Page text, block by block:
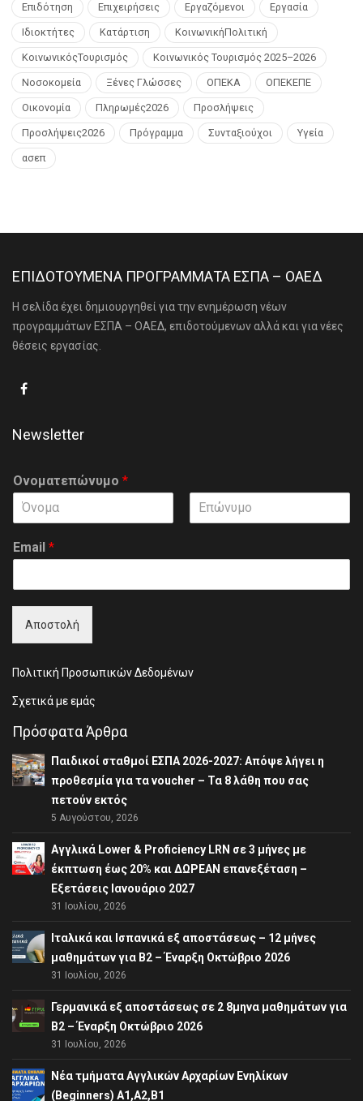
Επιδότηση Επιχειρήσεις Εργαζόμενοι Εργασία
Ιδιοκτήτες Κατάρτιση ΚοινωνικήΠολιτική
ΚοινωνικόςΤουρισμός Κοινωνικός Τουρισμός 2025–2026
Νοσοκομεία Ξένες Γλώσσες ΟΠΕΚΑ ΟΠΕΚΕΠΕ
Οικονομία Πληρωμές2026 Προσλήψεις
Προσλήψεις2026 Πρόγραμμα Συνταξιούχοι Υγεία
ασεπ
ΕΠΙΔΟΤΟΥΜΕΝΑ ΠΡΟΓΡΑΜΜΑΤΑ ΕΣΠΑ – ΟΑΕΔ
Η σελίδα έχει δημιουργηθεί για την ενημέρωση νέων
προγραμμάτων ΕΣΠΑ – ΟΑΕΔ, επιδοτούμενων αλλά και για νέες
θέσεις εργασίας.
Newsletter
Ονοματεπώνυμο *
i
rEmail *
Αποστολή
Πολιτική Προσωπικών Δεδομένων
Σχετικά με εμάς
Πρόσφατα Άρθρα
Παιδικοί σταθμοί ΕΣΠΑ 2026-2027: Απόψε λήγει η
προθεσμία για τα voucher – Τα 8 λάθη που σας
πετούν εκτός
5 Αυγούστου, 2026
Αγγλικά Lower & Proficiency LRN σε 3 μήνες με
έκπτωση έως 20% και ΔΩΡΕΑΝ επανεξέταση –
Εξετάσεις Ιανουάριο 2027
31 Ιουλίου, 2026
Ιταλικά και Ισπανικά εξ αποστάσεως – 12 μήνες
μαθημάτων για B2 – Έναρξη Οκτώβριο 2026
31 Ιουλίου, 2026
Γερμανικά εξ αποστάσεως σε 2 8μηνα μαθημάτων για
Β2 – Έναρξη Οκτώβριο 2026
31 Ιουλίου, 2026
Νέα τμήματα Αγγλικών Αρχαρίων Ενηλίκων
(Beginners) A1,A2,B1